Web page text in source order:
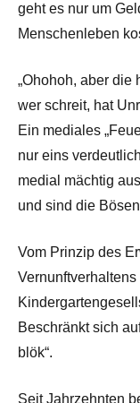
geht es nur um
Menschenleben
„Ohohoh, aber
wer schreit, hat
Ein mediales
nur eins
medial mächtig
und sind die
Vom Prinzip des
Vernunftverhaltens
Beschränkt sich
blök“.
Seit Jahrzehnten